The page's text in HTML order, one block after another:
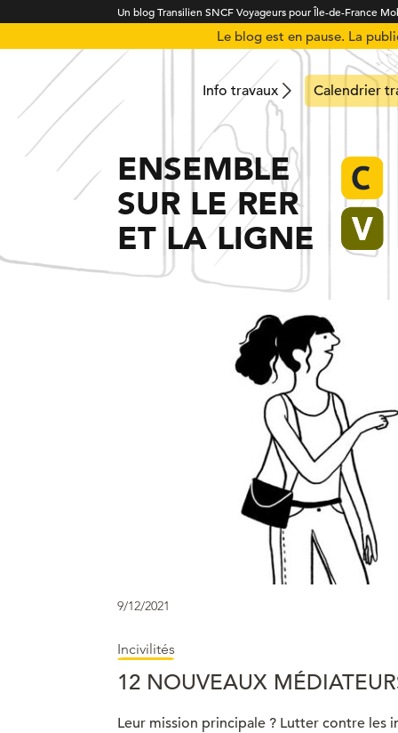
Un blog Transilien SNCF Voyageurs pour Île-de-France
Le blog est en pause. La
Info travaux Calendrier
ENSEMBLE
SUR LE RER
ET LA LIGNE
9/12/2021
Incivilités
12 NOUVEAUX
Leur mission principale ? Lutter contre les